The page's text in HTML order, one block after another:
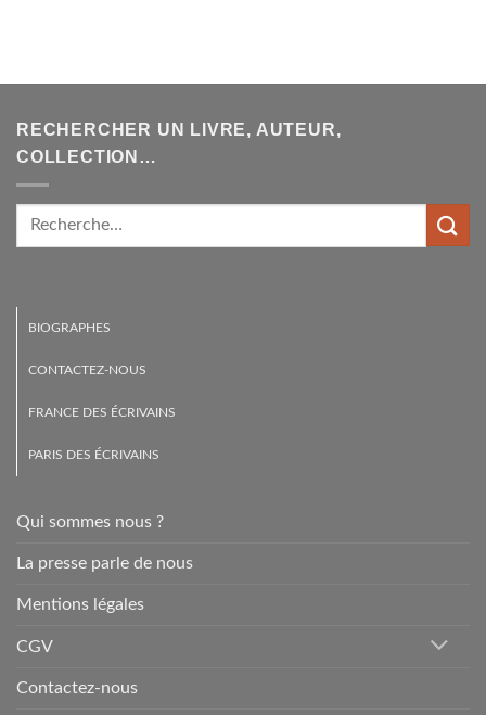
RECHERCHER UN LIVRE, AUTEUR,
COLLECTION…
BIOGRAPHES
CONTACTEZ-NOUS
FRANCE DES ÉCRIVAINS
PARIS DES ÉCRIVAINS
Qui sommes nous ?
La presse parle de nous
Mentions légales
CGV
Contactez-nous